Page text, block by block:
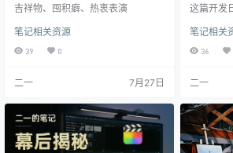
开发日志（二）
吉祥物、囤积癖、热衷表演
笔记相关资源
39 0
二一 7月27日
（一）
这篇开发
我对
bsidian
笔记相关
36
二一